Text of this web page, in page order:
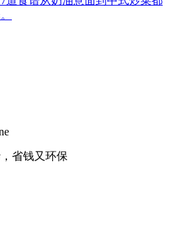
省钱又环保